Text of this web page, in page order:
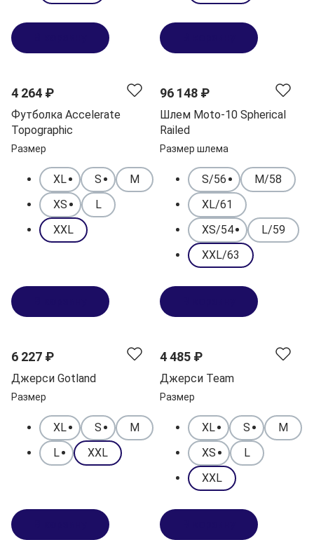
4 264 ₽
Футболка Accelerate
Topographic
Размер
XL S
M
XS
L
XXL
96 148 ₽
Шлем Moto-10 Spherical
Railed
Размер шлема
S/56
M/58
XL/61
XS/54
L/59
XXL/63
6 227 ₽
Джерси Gotland
Размер
XL S
M
L
XXL
4 485 ₽
Джерси Team
Размер
XL S
M
XS
L
XXL